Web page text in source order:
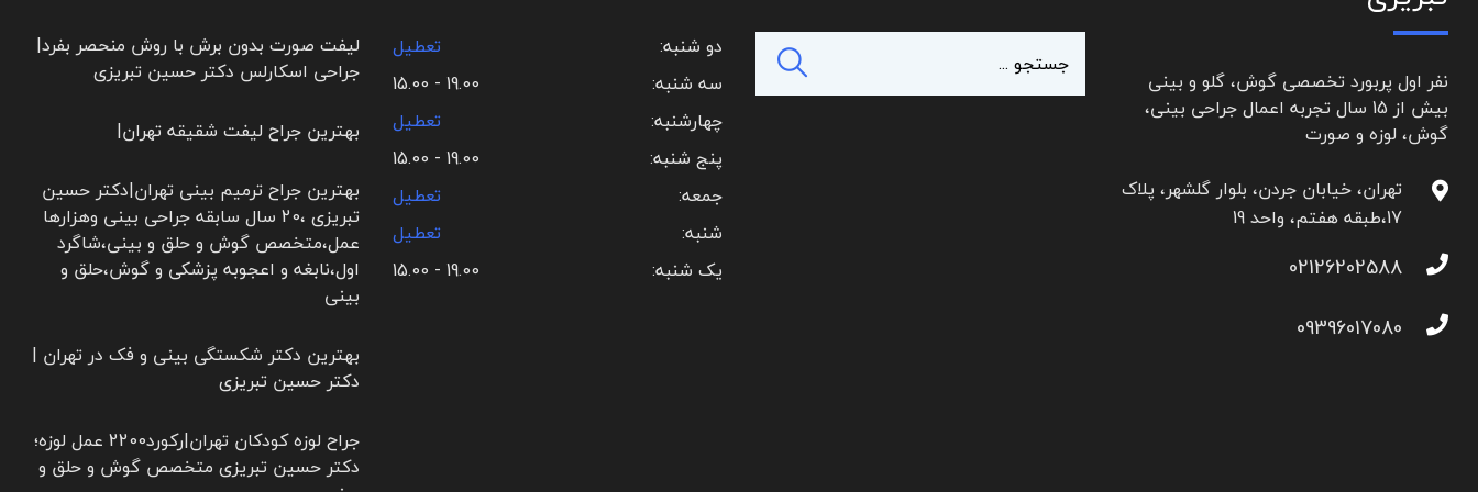
نفر اول پربورد تخصصی گوش، گلو و بینی
بیش از 15 سال تجربه اعمال جراحی بینی،
گوش، لوزه و صورت
تهران، خیابان جردن، بلوار گلشهر، پلاک
17،طبقه هفتم، واحد 19
02126202588
09396017080
دو شنبه:
تعطیل
سه شنبه:
19.00 - 15.00
چهارشنبه:
تعطیل
پنج شنبه:
19.00 - 15.00
جمعه:
تعطیل
شنبه:
تعطیل
یک شنبه:
19.00 - 15.00
لیفت صورت بدون برش با روش منحصر بفرد|
جراحی اسکارلس دکتر حسین تبریزی
بهترین جراح لیفت شقیقه تهران|
بهترین جراح ترمیم بینی تهران|دکتر حسین
تبریزی ،20 سال سابقه جراحی بینی وهزارها
عمل،متخصص گوش و حلق و بینی،شاگرد
اول،نابغه و اعجوبه پزشکی و گوش،حلق و
بینی
بهترین دکتر شکستگی بینی و فک در تهران |
دکتر حسین تبریزی
جراح لوزه کودکان تهران|رکورد2200 عمل لوزه؛
دکتر حسین تبریزی متخصص گوش و حلق و